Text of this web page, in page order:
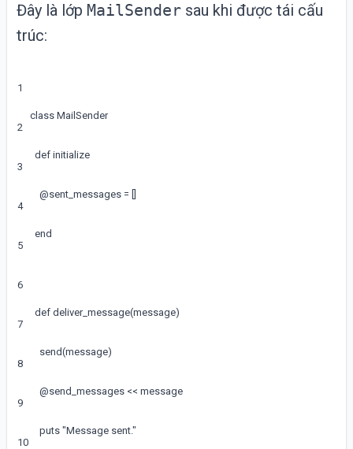
Đây là lớp MailSender sau khi được tái cấu
trúc:
1
2
3
4
5
6
7
8
9
10
class MailSender
def initialize
@sent_messages =
end
def deliver_message(message)
send(message)
@send_messages << message
puts "Message sent."